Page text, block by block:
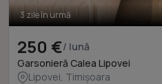
3 zile în urmă
250 €/ lună
Garsonieră Calea Lipovei
Lipovei, Timișoara